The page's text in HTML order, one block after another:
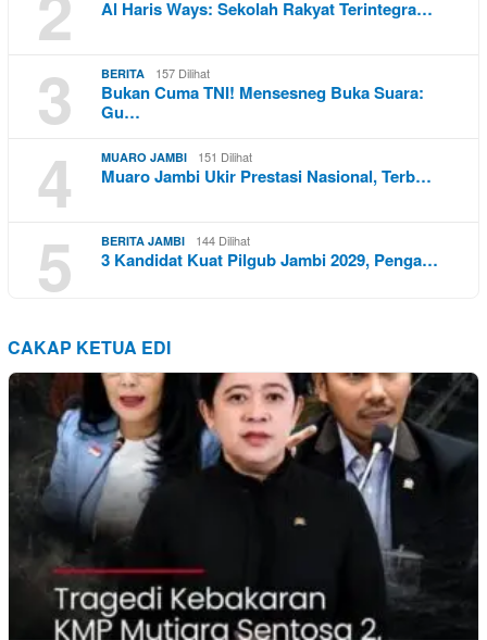
Al Haris Ways: Sekolah Rakyat Terintegra…
3 BERITA 157 Dilihat
Bukan Cuma TNI! Mensesneg Buka Suara:
Gu…
4 MUARO JAMBI 151 Dilihat
Muaro Jambi Ukir Prestasi Nasional, Terb…
5 BERITA JAMBI 144 Dilihat
3 Kandidat Kuat Pilgub Jambi 2029, Penga…
CAKAP KETUA EDI